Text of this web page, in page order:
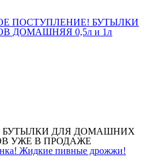
ПОСТУПЛЕНИЕ! БУТЫЛКИ
ДОМАШНЯЯ 0,5л и 1л
БУТЫЛКИ ДЛЯ ДОМАШНИХ
УЖЕ В ПРОДАЖЕ
Жидкие пивные дрожжи!